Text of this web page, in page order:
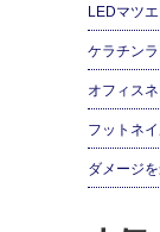
LEDマツ
ケラチン
オフィス
フットネ
ダメージ